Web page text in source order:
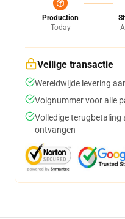
Production
Today
Veilige transactie
Wereldwijde levering
Volgnummer voor alle
Volledige
ontvangen